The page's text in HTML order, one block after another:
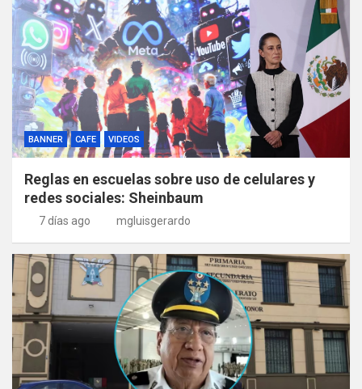
BANNER CAFE VIDEOS
Reglas en escuelas sobre uso de celulares y
redes sociales: Sheinbaum
7 días ago mgluisgerardo